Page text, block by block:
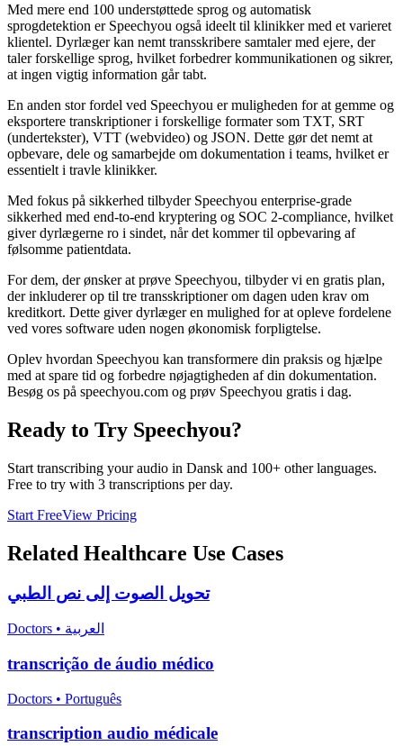
Med mere end 100 understøttede sprog og automatisk
sprogdetektion er Speechyou også ideelt til klinikker med et varieret
klientel. Dyrlæger kan nemt transskribere samtaler med ejere, der
taler forskellige sprog, hvilket forbedrer kommunikationen og sikrer,
at ingen vigtig information går tabt.
En anden stor fordel ved Speechyou er muligheden for at gemme og
eksportere transkriptioner i forskellige formater som TXT, SRT
(undertekster), VTT (webvideo) og JSON. Dette gør det nemt at
opbevare, dele og samarbejde om dokumentation i teams, hvilket er
essentielt i travle klinikker.
Med fokus på sikkerhed tilbyder Speechyou enterprise-grade
sikkerhed med end-to-end kryptering og SOC 2-compliance, hvilket
giver dyrlægerne ro i sindet, når det kommer til opbevaring af
følsomme patientdata.
For dem, der ønsker at prøve Speechyou, tilbyder vi en gratis plan,
der inkluderer op til tre transskriptioner om dagen uden krav om
kreditkort. Dette giver dyrlæger en mulighed for at opleve fordelene
ved vores software uden nogen økonomisk forpligtelse.
Oplev hvordan Speechyou kan transformere din praksis og hjælpe
med at spare tid og forbedre nøjagtigheden af din dokumentation.
Besøg os på speechyou.com og prøv Speechyou gratis i dag.
Ready to Try Speechyou?
Start transcribing your audio in Dansk and 100+ other languages.
Free to try with 3 transcriptions per day.
Start FreeView Pricing
Related Healthcare Use Cases
تحويل الصوت إلى نص الطبي
Doctors • العربية
transcrição de áudio médico
Doctors • Português
transcription audio médicale